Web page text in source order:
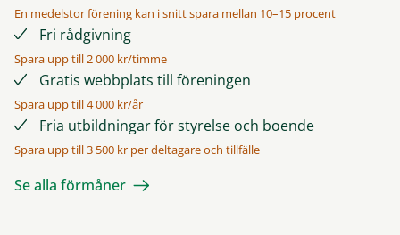
En medelstor förening kan i snitt spara mellan 10–15 procent
Fri rådgivning
Spara upp till 2 000 kr/timme
Gratis webbplats till föreningen
Spara upp till 4 000 kr/år
Fria utbildningar för styrelse och boende
Spara upp till 3 500 kr per deltagare och tillfälle
Se alla förmåner